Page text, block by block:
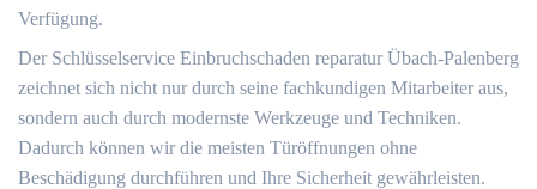
Verfügung.​
Der Schlüsselservice Einbruchschaden reparatur Übach-Palenberg
zeichnet sich nicht nur durch seine fachkundigen Mitarbeiter aus,
sondern auch durch modernste Werkzeuge und Techniken.
Dadurch können wir die meisten Türöffnungen ohne
Beschädigung durchführen und Ihre Sicherheit gewährleisten.​